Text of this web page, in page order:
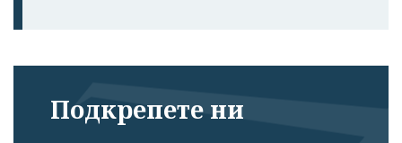
Подкрепете ни